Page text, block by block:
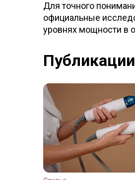
Для точного
официальные
уровнях мощности в